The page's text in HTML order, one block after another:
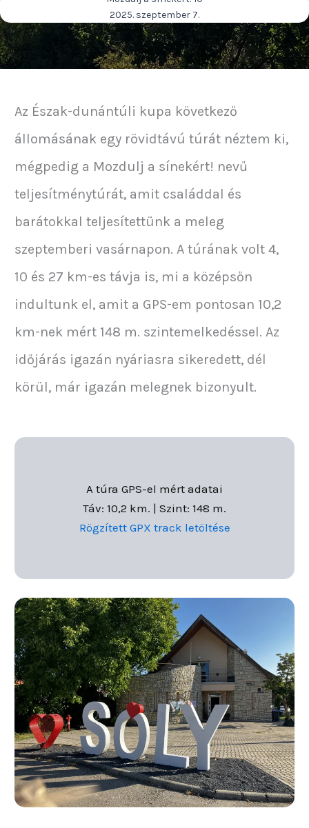
2025. szeptember 7.
Az Észak-dunántúli kupa következő
állomásának egy rövidtávú túrát néztem ki,
mégpedig a Mozdulj a sínekért! nevű
teljesítménytúrát, amit családdal és
barátokkal teljesítettünk a meleg
szeptemberi vasárnapon. A túrának volt 4,
10 és 27 km-es távja is, mi a középsőn
indultunk el, amit a GPS-em pontosan 10,2
km-nek mért 148 m. szintemelkedéssel. Az
időjárás igazán nyáriasra sikeredett, dél
körül, már igazán melegnek bizonyult.
A túra GPS-el mért adatai
Táv: 10,2 km. | Szint: 148 m.
Rögzített GPX track letöltése